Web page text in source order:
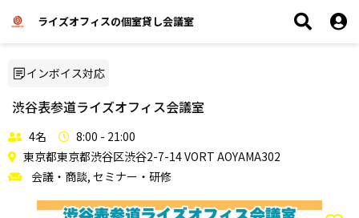
ライズオフィスの個室貸し会議室
インボイス対応
渋谷表参道ライズオフィス会議室
4名
8:00 - 21:00
東京都東京都渋谷区渋谷2-7-14 VORT AOYAMA302
会議・商談, セミナー・研修